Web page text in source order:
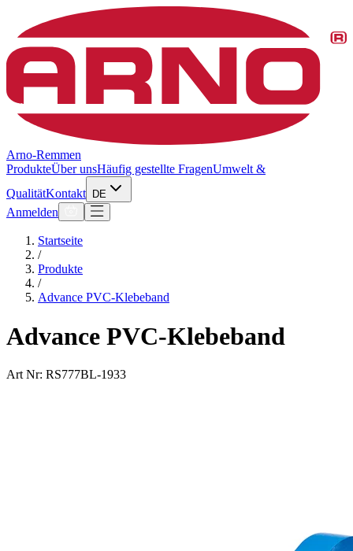
Arno-Remmen
ProdukteÜber unsHäufig gestellte FragenUmwelt &
QualitätKontakt DE
Anmelden
Startseite
/
Produkte
/
Advance PVC-Klebeband
Advance PVC-Klebeband
Art Nr: RS777BL-1933